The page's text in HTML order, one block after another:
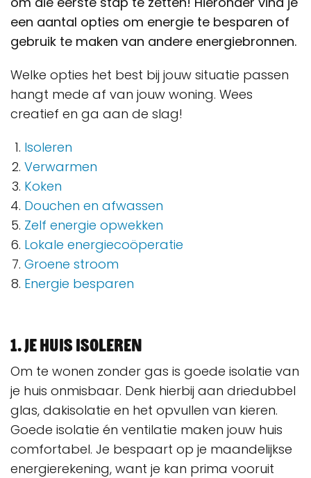
een aantal opties om energie te besparen of
gebruik te maken van andere energiebronnen.
Welke opties het best bij jouw situatie passen
hangt mede af van jouw woning. Wees
creatief en ga aan de slag!
Isoleren
Verwarmen
Koken
Douchen en afwassen
Zelf energie opwekken
Lokale energiecoöperatie
Groene stroom
Energie besparen
1. Je huis isoleren
Om te wonen zonder gas is goede isolatie van
je huis onmisbaar. Denk hierbij aan driedubbel
glas, dakisolatie en het opvullen van kieren.
Goede isolatie én ventilatie maken jouw huis
comfortabel. Je bespaart op je maandelijkse
energierekening, want je kan prima vooruit